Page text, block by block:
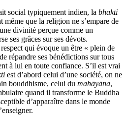
social typiquement indien, la bhakti
même que la religion ne s’empare de
divinité perçue comme un
ses grâces sur ses dévots.
qui évoque un être « plein de
répandre ses bénédictions sur tous
à lui en toute confiance. S’il est vrai
est d’abord celui d’une société, on ne
bouddhisme, celui du mahāyāna,
quand il transforme le Buddha
d’apparaître dans le monde